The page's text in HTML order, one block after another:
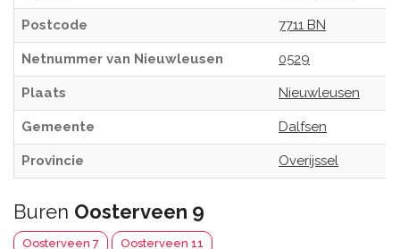
Postcode 7711 BN
Netnummer van Nieuwleusen 0529
Plaats Nieuwleusen
Gemeente Dalfsen
Provincie Overijssel
Buren Oosterveen 9
Oosterveen 7 Oosterveen 11